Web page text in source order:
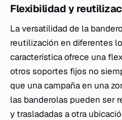
Flexibilidad y
La versatilidad de la
reutilización en diferentes
característica ofrece una
otros soportes fijos no
que una campaña en una
las banderolas pueden ser
y trasladadas a otra